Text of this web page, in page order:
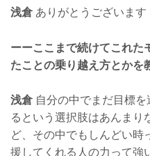
浅倉ありがとうございます
ーーここまで続けてこれた
たことの乗り越え方とかを
浅倉自分の中でまだ目標を
るという選択肢はあんまり
ど、その中でもしんどい時
援してくれる人の力って強